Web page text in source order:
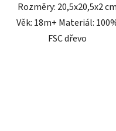
Rozměry: 20,5x20,5x2 cm
Věk: 18m+ Materiál:
FSC dřevo